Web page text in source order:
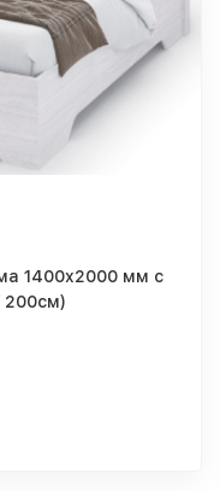
1400x2000 мм с
200см)